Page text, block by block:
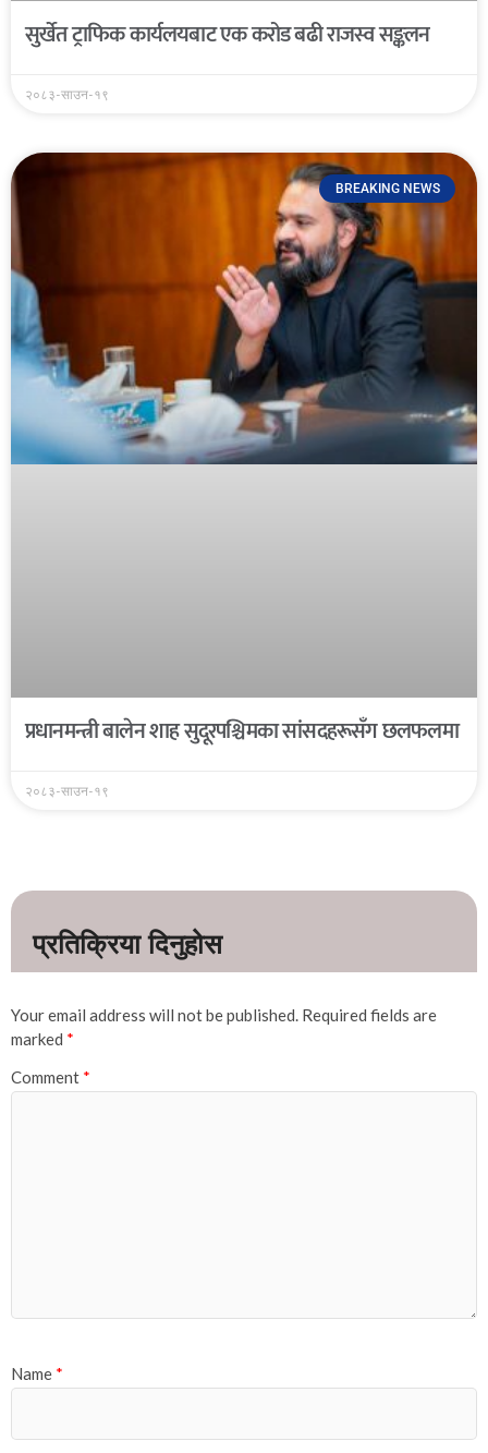
सुर्खेत ट्राफिक कार्यलयबाट एक करोड बढी राजस्व सङ्कलन
२०८३-साउन-१९
BREAKING NEWS
प्रधानमन्त्री बालेन शाह सुदूरपश्चिमका सांसदहरूसँग छलफलमा
२०८३-साउन-१९
Your email address will not be published. Required fields are
marked *
Comment *
Name *